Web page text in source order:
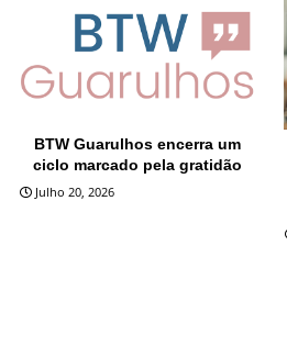
DESTAQUE
BTW Guarulhos encerra um
ciclo marcado pela gratidão
Julho 20, 2026